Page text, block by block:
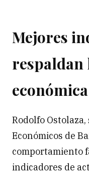
Mejores
respaldan
económica
Rodolfo
Económicos de
comportamiento
indicadores de